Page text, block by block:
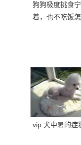
狗狗极度挑食
着，也不吃饭
vip 犬中暑的症